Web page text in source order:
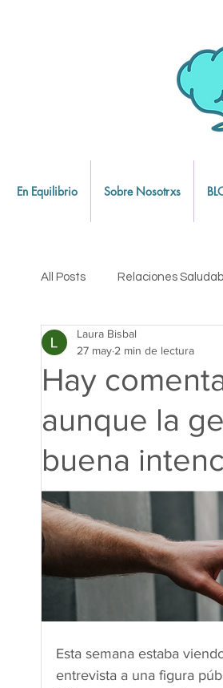
En Equilibrio Sobre Nosotrxs
All Posts Relaciones
Equilibrio emocional
Hay
aunque la
buena
Laura Bisbal
27 may2 min de lectura
Esta semana estaba
entrevista a una figura